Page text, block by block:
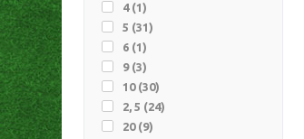
4 (1)
5 (31)
6 (1)
9 (3)
10 (30)
2, 5 (24)
20 (9)